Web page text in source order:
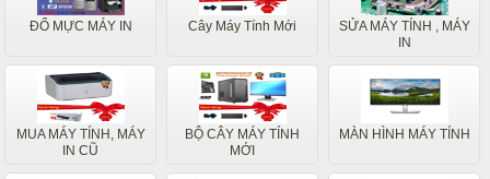
ĐỔ MỰC MÁY IN Cây Máy Tính Mới
SỬA MÁY TÍNH , MÁY
IN
MUA MÁY TÍNH, MÁY
IN CŨ
BỘ CÂY MÁY TÍNH
MỚI
MÀN HÌNH MÁY TÍNH